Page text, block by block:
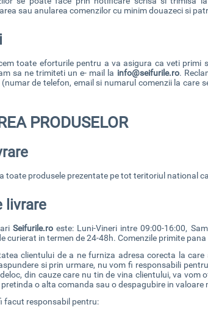
sau anularea comenzilor cu minim douazeci si
toate eforturile pentru a va asigura ca veti primi
sa ne trimiteti un e- mail la info@seifurile.ro.
de telefon, email si numarul comenzii la care
PRODUSELOR
toate produsele prezentate pe tot teritoriul national
livrare
Seifurile.roeste: Luni-Vineri intre 09:00-16:00,
curierat in termen de 24-48h. Comenzile primite
clientului de a ne furniza adresa corecta la
si prin urmare, nu vom fi responsabili
din cauze care nu tin de vina clientului, va
o alta comanda sau o despagubire in
facut responsabil pentru: